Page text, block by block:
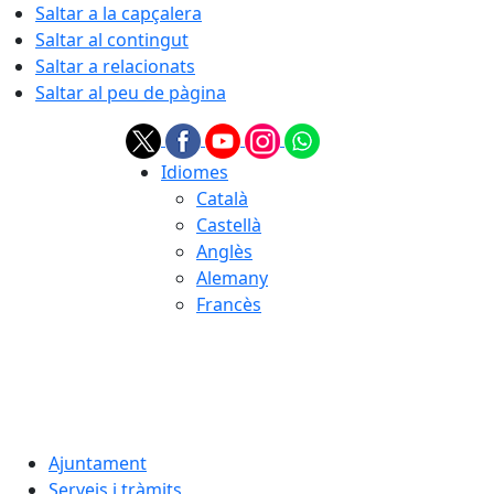
Saltar a la capçalera
Saltar al contingut
Saltar a relacionats
Saltar al peu de pàgina
Idiomes
Català
Castellà
Anglès
Alemany
Francès
Ajuntament